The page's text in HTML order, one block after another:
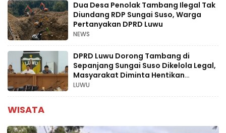
Dua Desa Penolak Tambang Ilegal Tak
Diundang RDP Sungai Suso, Warga
Pertanyakan DPRD Luwu
NEWS
DPRD Luwu Dorong Tambang di
Sepanjang Sungai Suso Dikelola Legal,
Masyarakat Diminta Hentikan
Aktivitas Ilegal
LUWU
WISATA